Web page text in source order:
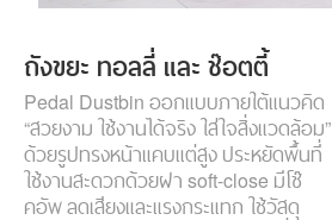
ถังขยะ ทอลลี่ และ ช๊อตตี้
Pedal Dustbin ออกแบบภายใต้แนวคิด
“สวยงาม ใช้งานได้จริง ใส่ใจสิ่งแวดล้อม”
ด้วยรูปทรงหน้าแคบแต่สูง ประหยัดพื้นที่
ใช้งานสะดวกด้วยฝา soft-close มีโช๊
คอัพ ลดเสียงและแรงกระแทก ใช้วัสดุ